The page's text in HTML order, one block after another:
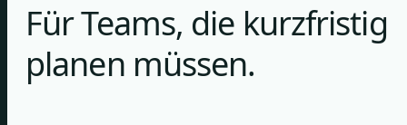
Für Teams, die kurzfristig
planen müssen.